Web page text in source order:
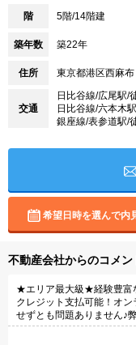
階 5階/14階建
築年数 築22年
住所 東京都港区西麻布
交通
日比谷線/広尾駅/
日比谷線/六本木
銀座線/表参道駅/
希望日時を選んで内
不動産会社からのコメン
★エリア最大級★経験豊富
クレジット支払可能！オ
せずとも問題ありません♪
介可能になりますので気